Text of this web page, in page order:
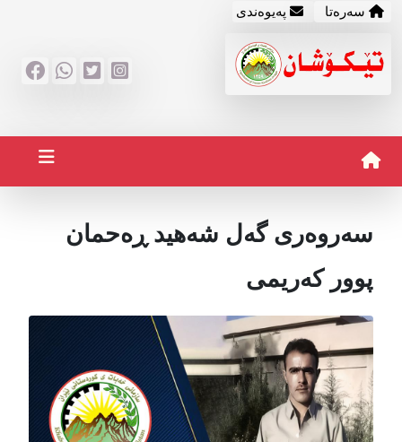
سه‌ره‌تا په‌یوه‌ندی
سەروەری گەل شەهید ڕەحمان
پوور كەریمی